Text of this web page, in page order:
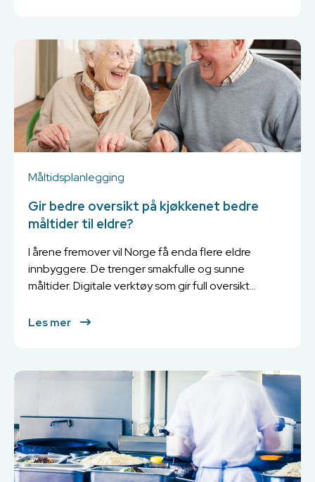
Måltidsplanlegging
Gir bedre oversikt på kjøkkenet bedre
måltider til eldre?
I årene fremover vil Norge få enda flere eldre
innbyggere. De trenger smakfulle og sunne
måltider. Digitale verktøy som gir full oversikt...
Les mer